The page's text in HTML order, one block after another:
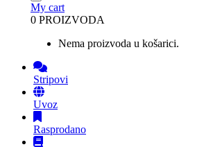
My cart
0 PROIZVODA
Nema proizvoda u košarici.
Stripovi
Uvoz
Rasprodano